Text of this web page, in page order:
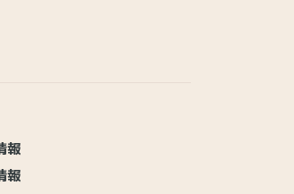
報
報